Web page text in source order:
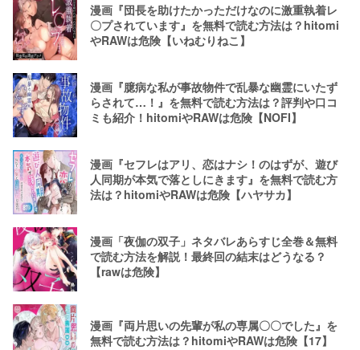
漫画『団長を助けたかっただけなのに激重執着レ
〇プされています』を無料で読む方法は？hitomi
やRAWは危険【いねむりねこ】
漫画『臆病な私が事故物件で乱暴な幽霊にいたず
らされて…！』を無料で読む方法は？評判や口コ
ミも紹介！hitomiやRAWは危険【NOFI】
漫画『セフレはアリ、恋はナシ！のはずが、遊び
人同期が本気で落としにきます』を無料で読む方
法は？hitomiやRAWは危険【ハヤサカ】
漫画「夜伽の双子」ネタバレあらすじ全巻＆無料
で読む方法を解説！最終回の結末はどうなる？
【rawは危険】
漫画『両片思いの先輩が私の専属〇〇でした』を
無料で読む方法は？hitomiやRAWは危険【17】